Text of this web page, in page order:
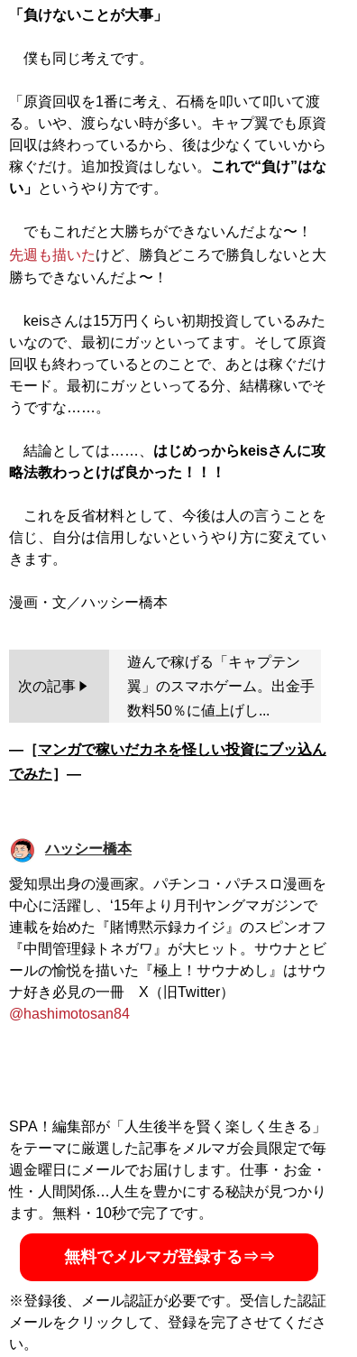
「負けないことが大事」
僕も同じ考えです。
「原資回収を1番に考え、石橋を叩いて叩いて渡
る。いや、渡らない時が多い。キャプ翼でも原資
回収は終わっているから、後は少なくていいから
稼ぐだけ。追加投資はしない。 これで“負け”はな
い」 というやり方です。
でもこれだと大勝ちができないんだよな〜！
先週も描いたけど、勝負どころで勝負しないと大
勝ちできないんだよ〜！
keisさんは15万円くらい初期投資しているみた
いなので、最初にガッといってます。そして原資
回収も終わっているとのことで、あとは稼ぐだけ
モード。最初にガッといってる分、結構稼いでそ
うですな……。
結論としては……、 はじめっからkeisさんに攻
略法教わっとけば良かった！！！
これを反省材料として、今後は人の言うことを
信じ、自分は信用しないというやり方に変えてい
きます。
次の記事
遊んで稼げる「キャプテン
翼」のスマホゲーム。出金手
数料50％に値上げし...
―［マンガで稼いだカネを怪しい投資にブッ込ん
でみた］―
ハッシー橋本
愛知県出身の漫画家。パチンコ・パチスロ漫画を
中心に活躍し、‘15年より月刊ヤングマガジンで
連載を始めた『賭博黙示録カイジ』のスピンオフ
『中間管理録トネガワ』が大ヒット。サウナとビ
ールの愉悦を描いた『極上！サウナめし』はサウ
ナ好き必見の一冊 X（旧Twitter）
@hashimotosan84
SPA！編集部が「人生後半を賢く楽しく生きる」
をテーマに厳選した記事をメルマガ会員限定で毎
週金曜日にメールでお届けします。仕事・お金・
性・人間関係…人生を豊かにする秘訣が見つかり
ます。無料・10秒で完了です。
無料でメルマガ登録する⇒⇒
※登録後、メール認証が必要です。受信した認証
メールをクリックして、登録を完了させてくださ
い。